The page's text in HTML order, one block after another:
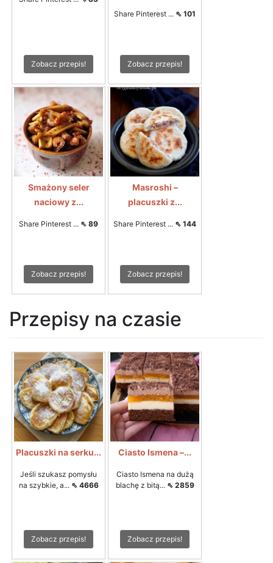
Zobacz przepis!
Share Pinterest ... ⇖ 101
Zobacz przepis!
Smażony seler
naciowy z...
Share Pinterest ... ⇖ 89
Zobacz przepis!
Masroshi –
placuszki z...
Share Pinterest ... ⇖ 144
Zobacz przepis!
Przepisy na czasie
Placuszki na serku...
Jeśli szukasz pomysłu
na szybkie, a... ⇖ 4666
Zobacz przepis!
Ciasto Ismena –...
Ciasto Ismena na dużą
blachę z bitą... ⇖ 2859
Zobacz przepis!